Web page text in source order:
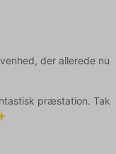
der allerede nu
præstation. Tak